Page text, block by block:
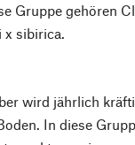
Gruppe gehören
x sibirica.
wird jährlich
In diese